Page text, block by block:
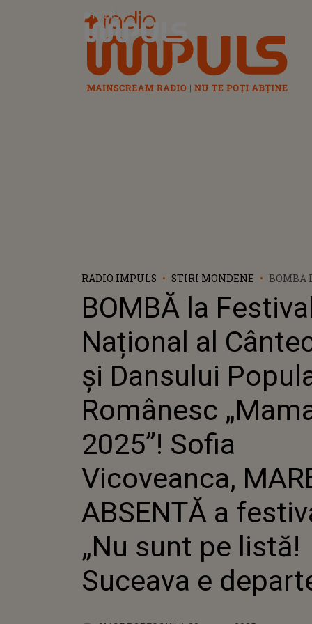
Radio Impuls
RADIO IMPULS STIRI MONDENE
BOMBĂ
2025”!
SUNT
BOMBĂ la
Național al
și Dansului
Românesc
2025”! Sofia
Vicoveanca,
ABSENTĂ a
„Nu sunt pe listă!
Suceava e